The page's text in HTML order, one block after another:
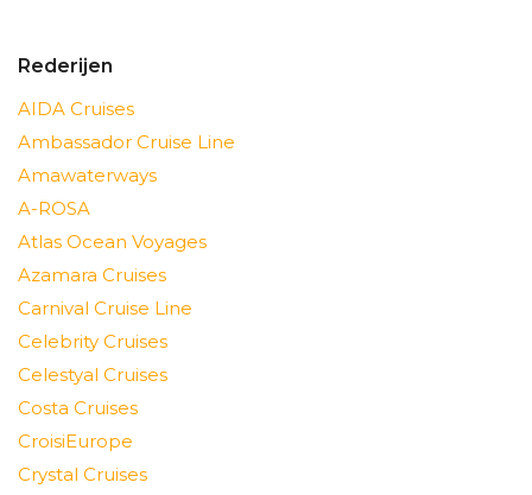
Rederijen
AIDA Cruises
Ambassador Cruise Line
Amawaterways
A-ROSA
Atlas Ocean Voyages
Azamara Cruises
Carnival Cruise Line
Celebrity Cruises
Celestyal Cruises
Costa Cruises
CroisiEurope
Crystal Cruises